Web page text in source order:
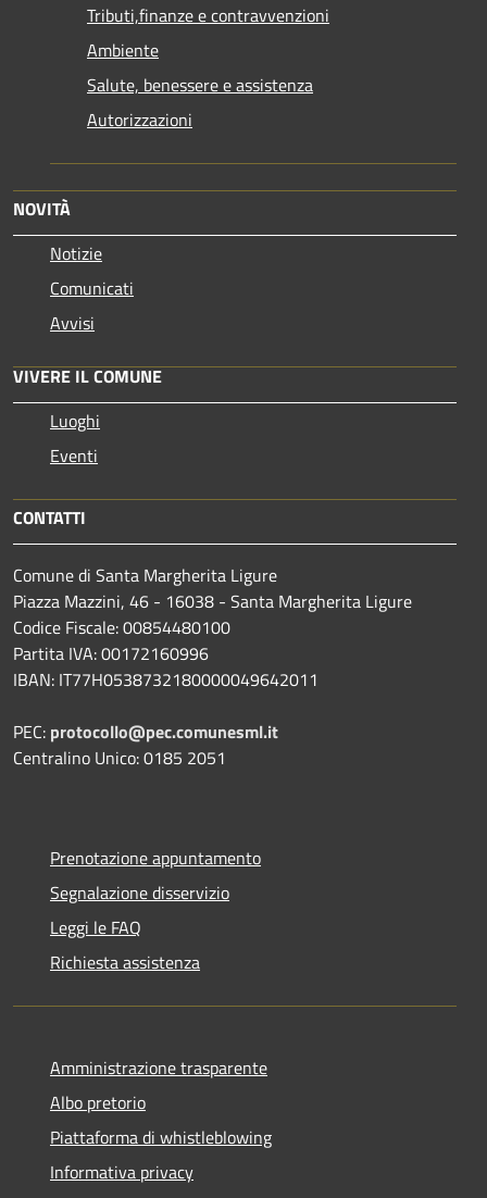
Tributi,finanze e contravvenzioni
Ambiente
Salute, benessere e assistenza
Autorizzazioni
NOVITÀ
Notizie
Comunicati
Avvisi
VIVERE IL COMUNE
Luoghi
Eventi
CONTATTI
Comune di Santa Margherita Ligure
Piazza Mazzini, 46 - 16038 - Santa Margherita Ligure
Codice Fiscale: 00854480100
Partita IVA: 00172160996
IBAN: IT77H0538732180000049642011
PEC: protocollo@pec.comunesml.it
Centralino Unico: 0185 2051
Prenotazione appuntamento
Segnalazione disservizio
Leggi le FAQ
Richiesta assistenza
Amministrazione trasparente
Albo pretorio
Piattaforma di whistleblowing
Informativa privacy